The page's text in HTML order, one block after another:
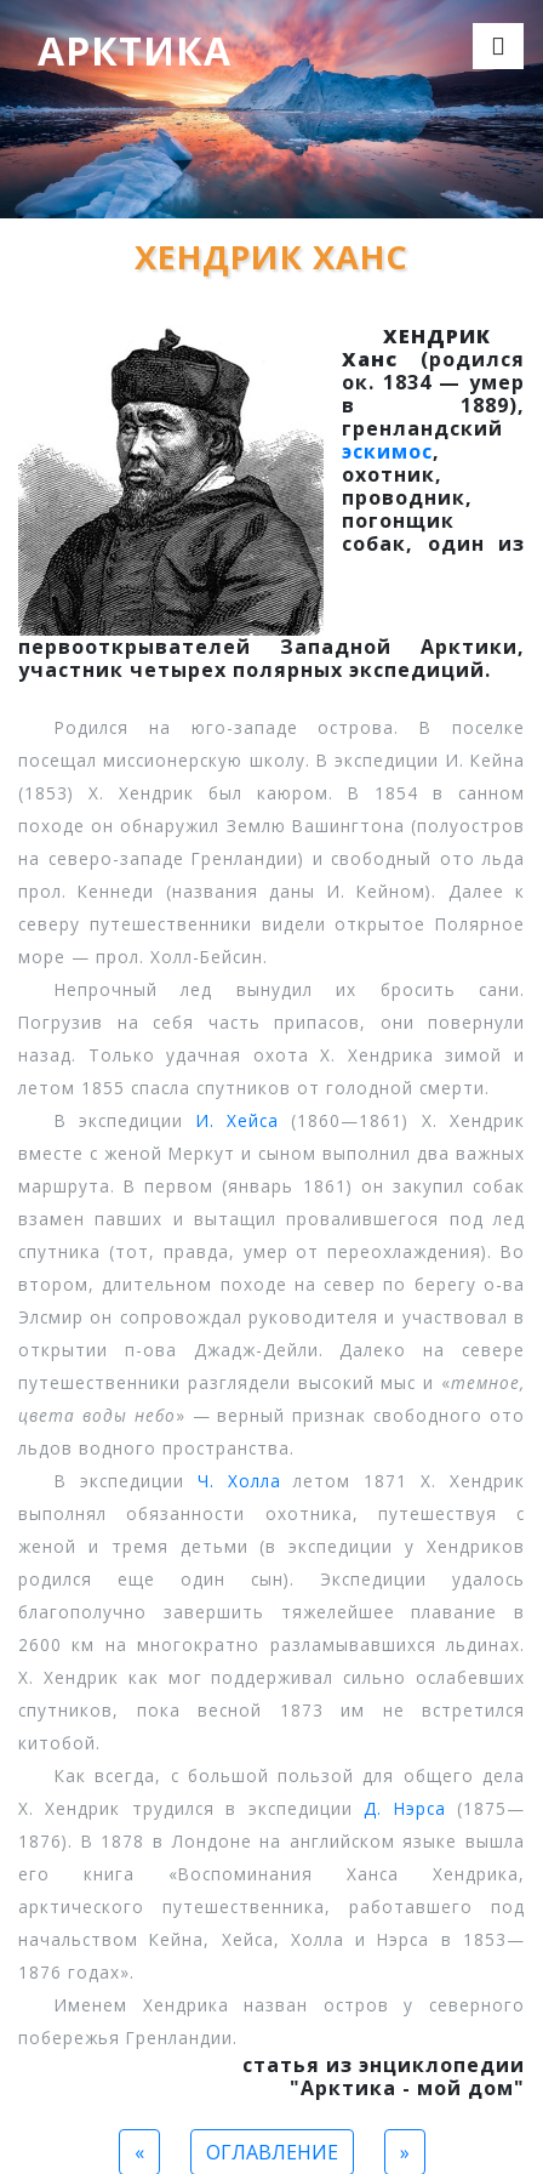
АРКТИКА
ХЕНДРИК ХАНС
ХЕНДРИК
Ханс (родился
ок. 1834 — умер
в 1889),
гренландский
эскимос,
охотник,
проводник,
погонщик
собак, один из
первооткрывателей Западной Арктики,
участник четырех полярных экспедиций.
Родился на юго-западе острова. В поселке
посещал миссионерскую школу. В экспедиции И. Кейна
(1853) Х. Хендрик был каюром. В 1854 в санном
походе он обнаружил Землю Вашингтона (полуостров
на северо-западе Гренландии) и свободный ото льда
прол. Кеннеди (названия даны И. Кейном). Далее к
северу путешественники видели открытое Полярное
море — прол. Холл-Бейсин.
Непрочный лед вынудил их бросить сани.
Погрузив на себя часть припасов, они повернули
назад. Только удачная охота Х. Хендрика зимой и
летом 1855 спасла спутников от голодной смерти.
В экспедиции И. Хейса
(1860—1861) Х. Хендрик
вместе с женой Меркут и сыном выполнил два важных
маршрута. В первом (январь 1861) он закупил собак
взамен павших и вытащил провалившегося под лед
спутника (тот, правда, умер от переохлаждения). Во
втором, длительном походе на север по берегу о-ва
Элсмир он сопровождал руководителя и участвовал в
открытии п-ова Джадж-Дейли. Далеко на севере
путешественники разглядели высокий мыс и «темное,
цвета воды небо» — верный признак свободного ото
льдов водного пространства.
В экспедиции Ч. Холла летом 1871 Х. Хендрик
выполнял обязанности охотника, путешествуя с
женой и тремя детьми (в экспедиции у Хендриков
родился еще один сын). Экспедиции удалось
благополучно завершить тяжелейшее плавание в
2600 км на многократно разламывавшихся льдинах.
Х. Хендрик как мог поддерживал сильно ослабевших
спутников, пока весной 1873 им не встретился
китобой.
Как всегда, с большой пользой для общего дела
Х. Хендрик трудился в экспедицииД. Нэрса (1875—
1876). В 1878 в Лондоне на английском языке вышла
его книга «Воспоминания Ханса Хендрика,
арктического путешественника, работавшего под
начальством Кейна, Хейса, Холла и Нэрса в 1853—
1876 годах».
Именем Хендрика назван остров у северного
побережья Гренландии.
статья из энциклопедии
"Арктика - мой дом"
« ОГЛАВЛЕНИЕ »